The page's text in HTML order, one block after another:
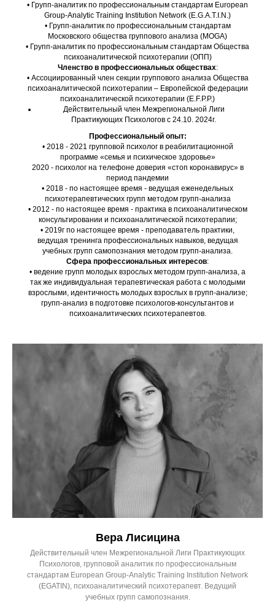
• Групп-аналитик по профессиональным стандартам European
Group-Analytic Training Institution Network (E.G.A.T.I.N.)
• Групп-аналитик по профессиональным стандартам
Московского общества группового анализа (MOGA)
• Групп-аналитик по профессиональным стандартам Общества
психоаналитической психотерапии (ОПП)
Членство в профессиональных обществах:
• Ассоциированный член секции группового анализа Общества
психоаналитической психотерапии – Европейской федерации
психоаналитической психотерапии (E.F.P.P.)
Действительный член Межрегиональной Лиги
Практикующих Психологов с 24.10. 2024г.
Профессиональный опыт:
• 2018 - 2021 групповой психолог в реабилитационной
программе «семья и психическое здоровье»
2020 - психолог на телефоне доверия «стоп коронавирус» в
период пандемии
• 2018 - по настоящее время - ведущая еженедельных
психотерапевтических групп методом групп-анализа
• 2012 - по настоящее время - практика в психоаналитическом
консультировании и психоаналитической психотерапии;
• 2019г по настоящее время - преподаватель практики,
ведущая тренинга профессиональных навыков, ведущая
учебных групп самопознания методом групп-анализа.
Сфера профессиональных интересов:
• ведение групп молодых взрослых методом групп-анализа, а
так же индивидуальная терапевтическая работа с молодыми
взрослыми, идентичность молодых взрослых в групп-анализе;
групп-анализ в подготовке психологов-консультантов и
психоаналитических психотерапевтов.
Вера Лисицина
Действительный член Межрегиональной Лиги Практикующих
Психологов, групповой аналитик по профессиональным
стандартам European Group-Analytic Training Institution Network
(EGATIN), психоаналитический психотерапевт. Ведущий
учебных групп самопознания.